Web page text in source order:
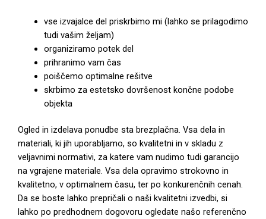
vse izvajalce del priskrbimo mi (lahko se prilagodimo
tudi vašim željam)
organiziramo potek del
prihranimo vam čas
poiščemo optimalne rešitve
skrbimo za estetsko dovršenost končne podobe
objekta
Ogled in izdelava ponudbe sta brezplačna. Vsa dela in
materiali, ki jih uporabljamo, so kvalitetni in v skladu z
veljavnimi normativi, za katere vam nudimo tudi garancijo
na vgrajene materiale. Vsa dela opravimo strokovno in
kvalitetno, v optimalnem času, ter po konkurenčnih cenah.
Da se boste lahko prepričali o naši kvalitetni izvedbi, si
lahko po predhodnem dogovoru ogledate našo referenčno